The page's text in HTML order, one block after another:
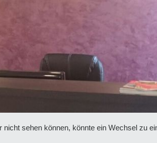
nicht sehen können, könnte ein Wechsel zu